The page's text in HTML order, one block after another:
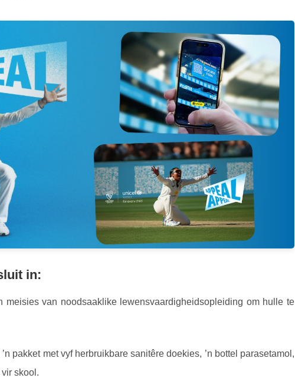
in:
meisies van noodsaaklike lewensvaardigheidsopleiding om hulle te
pakket met vyf herbruikbare sanitêre doekies, ’n bottel parasetamol,
skool.